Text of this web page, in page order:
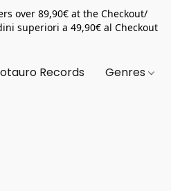
over 89,90€ at the Checkout/
superiori a 49,90€ al Checkout
Records Genres